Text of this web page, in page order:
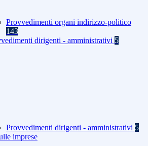
Provvedimenti organi indirizzo-politico
143
dirigenti - amministrativi 5
Provvedimenti dirigenti - amministrativi 5
imprese